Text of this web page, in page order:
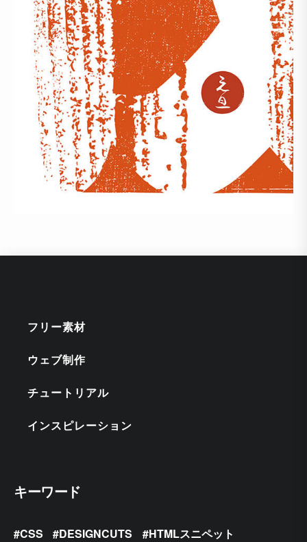
フリー素材
ウェブ制作
チュートリアル
インスピレーション
キーワード
CSS DESIGNCUTS
HTMLスニペット